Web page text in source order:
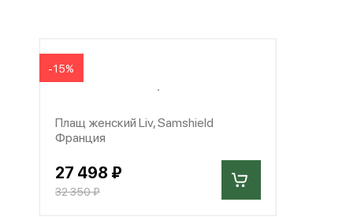
-15%
Плащ женский Liv, Samshield
Франция
27 498 ₽
32 350 ₽